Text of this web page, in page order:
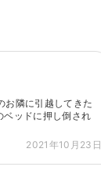
お隣に引越してきた
ッドに押し倒され
2021年10月23日